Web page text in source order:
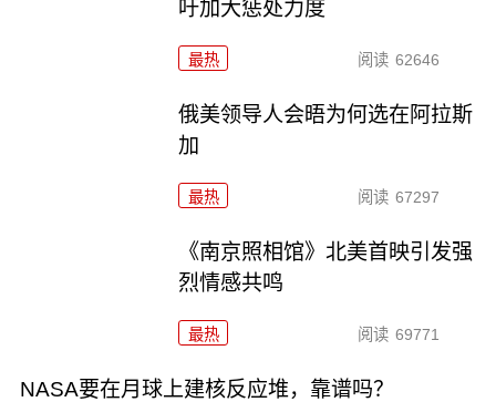
吁加大惩处力度
最热 阅读 62646
俄美领导人会晤为何选在阿拉斯
加
最热 阅读 67297
《南京照相馆》北美首映引发强
烈情感共鸣
最热 阅读 69771
NASA要在月球上建核反应堆，靠谱吗？